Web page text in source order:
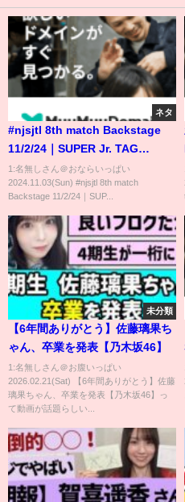
ネタ
#njsjtl 8th match Backstage
11/2/24｜SUPER Jr. TAG
LEAGUE 2024 第8試合
Backstage
1:名無しさん＠おならいっぱい
2024.11.03(Sun) #njsjtl 8th match
Backstage 11/2/24｜SUP...
未分類
【6年間ありがとう】佐藤璃果ち
ゃん、卒業を発表【乃木坂46】
1:名無しさん＠お腹いっぱい
2026.02.21(Sat) 【6年間ありがとう】佐藤
璃果ちゃん、卒業を発表【乃木坂46】っ
て動画が話題らしい...